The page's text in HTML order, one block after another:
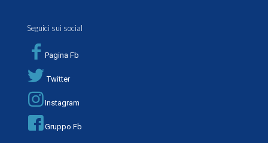
Seguici sui social
Pagina Fb
Twitter
Instagram
Gruppo Fb